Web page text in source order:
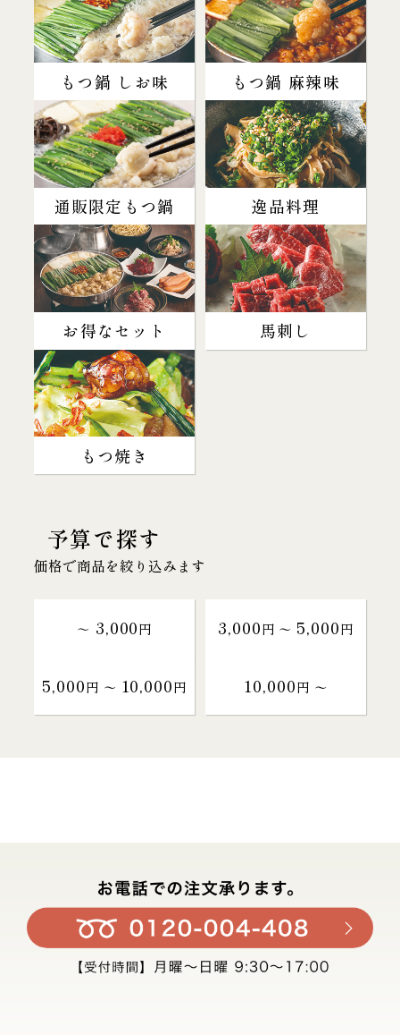
もつ鍋 しお味 もつ鍋 麻辣味
通販限定もつ鍋 逸品料理
お得なセット 馬刺し
もつ焼き
予算で探す
価格で商品を絞り込みます
～ 3,000円 3,000円 〜 5,000円
5,000円 〜 10,000円 10,000円 〜